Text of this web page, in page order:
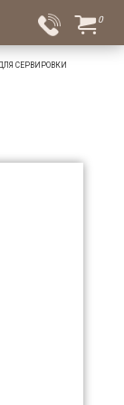
0
СЕРВИРОВКИ